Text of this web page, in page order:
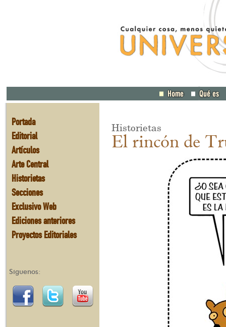
Portada
Editorial
Artículos
Arte Central
Historietas
Secciones
Exclusivo Web
Ediciones anteriores
Proyectos Editoriales
Síguenos:
Historietas
El rincón de